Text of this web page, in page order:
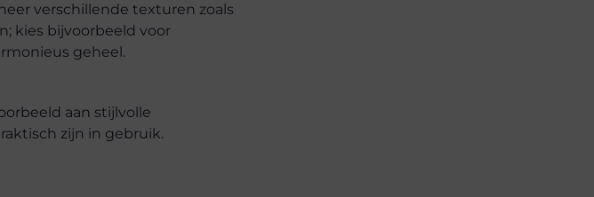
verschillende texturen zoals
kies bijvoorbeeld voor
geheel.
aan stijlvolle
zijn in gebruik.